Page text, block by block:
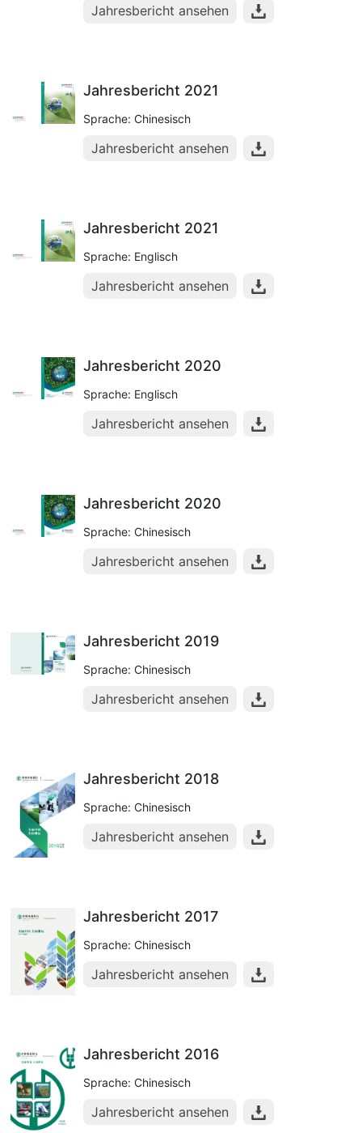
Jahresbericht ansehen
Jahresbericht 2021
Sprache: Chinesisch
Jahresbericht ansehen
Jahresbericht 2021
Sprache: Englisch
Jahresbericht ansehen
Jahresbericht 2020
Sprache: Englisch
Jahresbericht ansehen
Jahresbericht 2020
Sprache: Chinesisch
Jahresbericht ansehen
Jahresbericht 2019
Sprache: Chinesisch
Jahresbericht ansehen
Jahresbericht 2018
Sprache: Chinesisch
Jahresbericht ansehen
Jahresbericht 2017
Sprache: Chinesisch
Jahresbericht ansehen
Jahresbericht 2016
Sprache: Chinesisch
Jahresbericht ansehen